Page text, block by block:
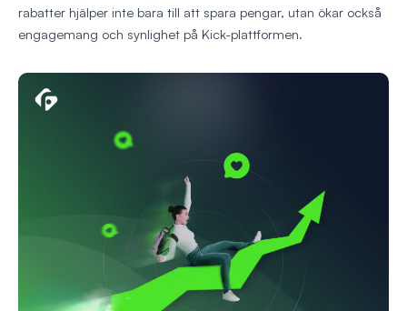
rabatter hjälper inte bara till att spara pengar, utan ökar också
engagemang och synlighet på Kick-plattformen.